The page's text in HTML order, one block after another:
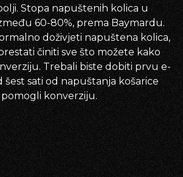
Stopa napuštenih kolica u
60-80%, prema Baymardu.
doživjeti napuštena kolica,
činiti sve što možete kako
Trebali biste dobiti prvu e-
sati od napuštanja košarice
konverziju.